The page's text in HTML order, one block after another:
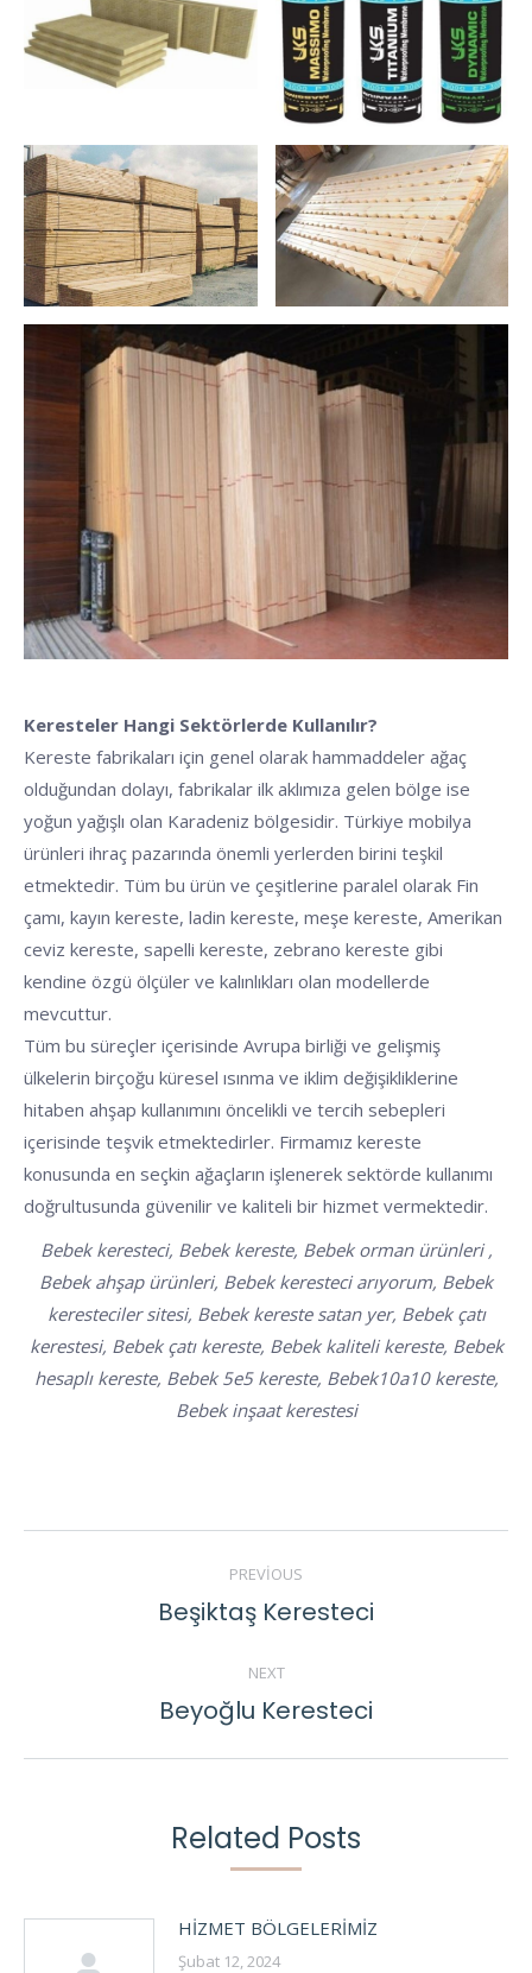
Keresteler Hangi Sektörlerde Kullanılır?
Kereste fabrikaları için genel olarak hammaddeler ağaç
olduğundan dolayı, fabrikalar ilk aklımıza gelen bölge ise
yoğun yağışlı olan Karadeniz bölgesidir. Türkiye mobilya
ürünleri ihraç pazarında önemli yerlerden birini teşkil
etmektedir. Tüm bu ürün ve çeşitlerine paralel olarak Fin
çamı, kayın kereste, ladin kereste, meşe kereste, Amerikan
ceviz kereste, sapelli kereste, zebrano kereste gibi
kendine özgü ölçüler ve kalınlıkları olan modellerde
mevcuttur.
Tüm bu süreçler içerisinde Avrupa birliği ve gelişmiş
ülkelerin birçoğu küresel ısınma ve iklim değişikliklerine
hitaben ahşap kullanımını öncelikli ve tercih sebepleri
içerisinde teşvik etmektedirler. Firmamız kereste
konusunda en seçkin ağaçların işlenerek sektörde kullanımı
doğrultusunda güvenilir ve kaliteli bir hizmet vermektedir.
Bebek keresteci, Bebek kereste, Bebek orman ürünleri ,
Bebek ahşap ürünleri, Bebek keresteci arıyorum, Bebek
keresteciler sitesi, Bebek kereste satan yer, Bebek çatı
kerestesi, Bebek çatı kereste, Bebek kaliteli kereste, Bebek
hesaplı kereste, Bebek 5e5 kereste, Bebek10a10 kereste,
Bebek inşaat kerestesi
NAVIGATION
PREVIOUS
Previous
Beşiktaş Keresteci
NEXT
Next
Beyoğlu Keresteci
Related Posts
HİZMET BÖLGELERİMİZ
Şubat 12, 2024